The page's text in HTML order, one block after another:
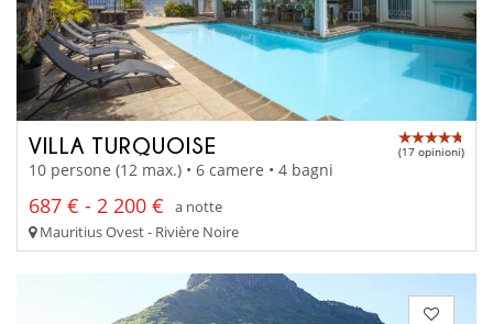
VILLA TURQUOISE (17 opinioni)
10 persone (12 max.) • 6 camere • 4 bagni
687 € - 2 200 €
a notte
Mauritius Ovest - Rivière Noire